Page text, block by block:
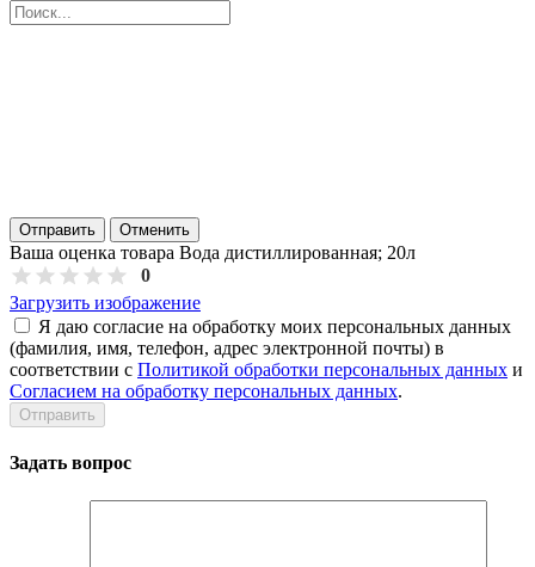
Отправить Отменить
Ваша оценка товара Вода дистиллированная; 20л
0
Загрузить изображение
Я даю согласие на обработку моих персональных данных
(фамилия, имя, телефон, адрес электронной почты) в
соответствии с Политикой обработки персональных данных и
Согласием на обработку персональных данных.
Задать вопрос